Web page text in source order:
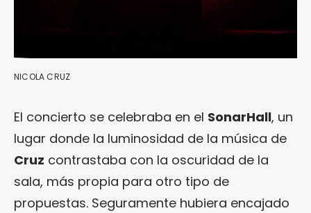
NICOLA CRUZ
El concierto se celebraba en el SonarHall, un
lugar donde la luminosidad de la música de
Cruz contrastaba con la oscuridad de la
sala, más propia para otro tipo de
propuestas. Seguramente hubiera encajado